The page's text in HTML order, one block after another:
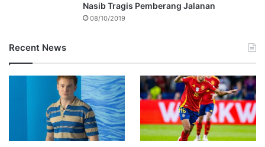
Nasib Tragis Pemberang Jalanan
08/10/2019
Recent News